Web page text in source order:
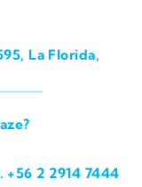
La Florida,
+56 2 2914 7444